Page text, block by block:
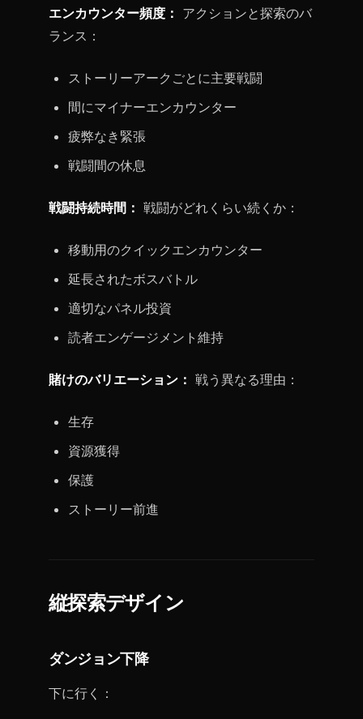
エンカウンター頻度： アクションと探索のバ
ランス：
ストーリーアークごとに主要戦闘
間にマイナーエンカウンター
疲弊なき緊張
戦闘間の休息
戦闘持続時間： 戦闘がどれくらい続くか：
移動用のクイックエンカウンター
延長されたボスバトル
適切なパネル投資
読者エンゲージメント維持
賭けのバリエーション： 戦う異なる理由：
生存
資源獲得
保護
ストーリー前進
縦探索デザイン
ダンジョン下降
下に行く：